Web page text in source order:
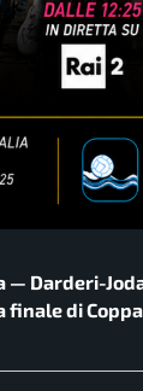
Darderi-
di